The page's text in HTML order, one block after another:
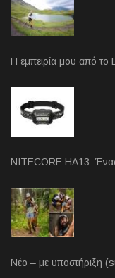
Η εμπειρία μου από
NITECORE HA13:
Νέο – με υποστήριξη